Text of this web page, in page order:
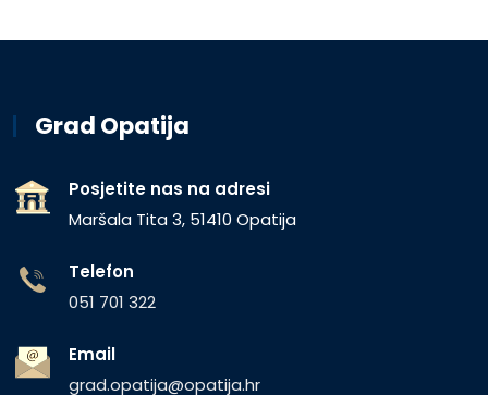
Grad Opatija
Posjetite nas na adresi
Maršala Tita 3, 51410 Opatija
Telefon
051 701 322
Email
grad.opatija@opatija.hr